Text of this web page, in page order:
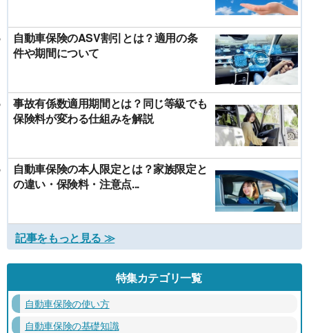
自動車保険のASV割引とは？適用の条
件や期間について
事故有係数適用期間とは？同じ等級でも
保険料が変わる仕組みを解説
自動車保険の本人限定とは？家族限定と
の違い・保険料・注意点...
記事をもっと見る ≫
特集カテゴリ一覧
自動車保険の使い方
自動車保険の基礎知識